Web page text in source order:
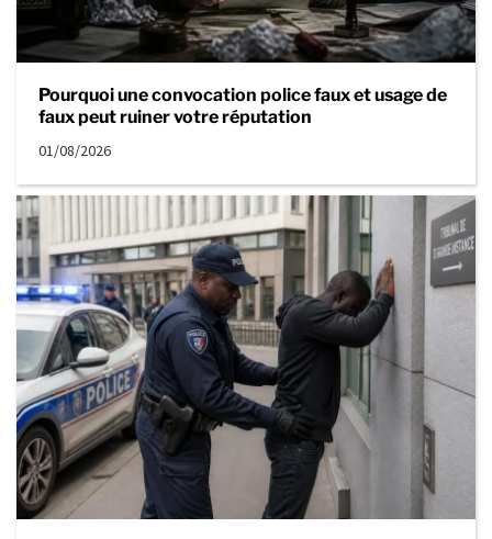
Pourquoi une convocation police faux et usage de
faux peut ruiner votre réputation
01/08/2026